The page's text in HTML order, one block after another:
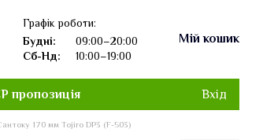
Графік роботи:
Будні:
09:00–20:00
Сб-Нд:
10:00–19:00
Мій кошик
пропозиція Вхід
170 мм Tojiro DP3 (F-503)